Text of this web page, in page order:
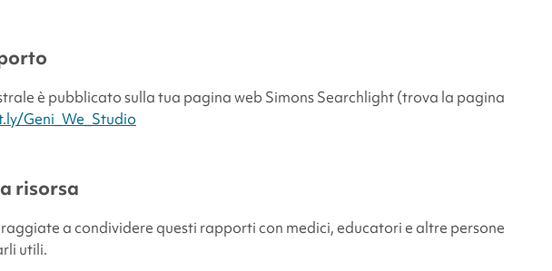
è pubblicato sulla tua pagina web Simons Searchlight(trova la pagina
Geni_We_Studio
risorsa
a condividere questi rapporti con medici, educatori e altre persone
utili.